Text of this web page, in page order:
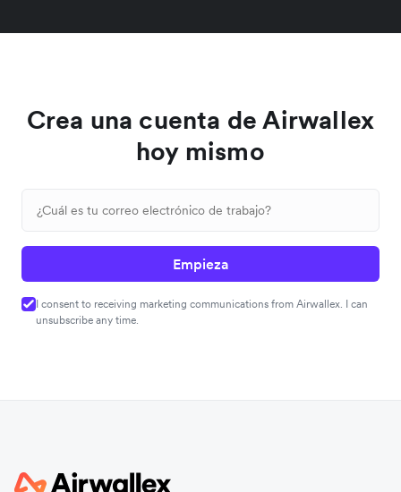
Crea una cuenta de Airwallex
hoy mismo
Empieza
I consent to receiving marketing communications from Airwallex. I can
unsubscribe any time.